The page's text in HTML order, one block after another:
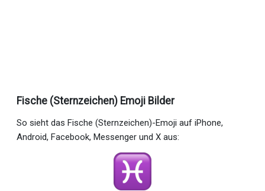
Fische (Sternzeichen) Emoji Bilder
So sieht das Fische (Sternzeichen)-Emoji auf iPhone,
Android, Facebook, Messenger und X aus: